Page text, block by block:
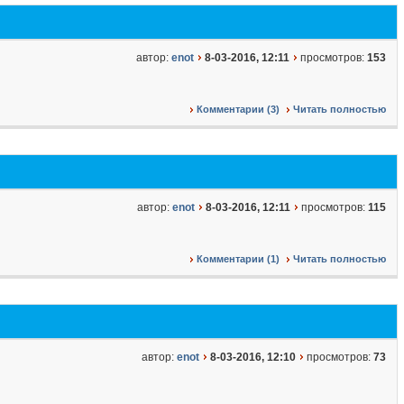
автор: enot 8-03-2016, 12:11 просмотров: 153
Комментарии (3) Читать полностью
автор: enot 8-03-2016, 12:11 просмотров: 115
Комментарии (1) Читать полностью
автор: enot 8-03-2016, 12:10 просмотров: 73